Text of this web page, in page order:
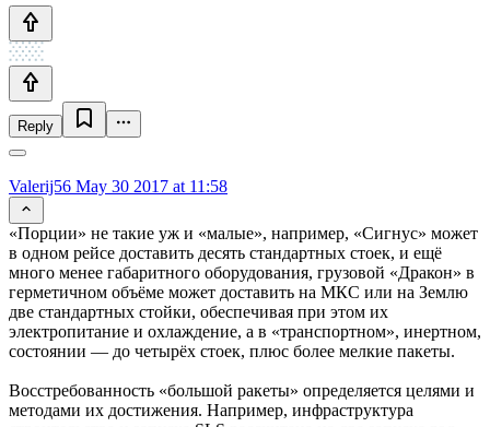
Reply
Valerij56 May 30 2017 at 11:58
«Порции» не такие уж и «малые», например, «Сигнус» может
в одном рейсе доставить десять стандартных стоек, и ещё
много менее габаритного оборудования, грузовой «Дракон» в
герметичном объёме может доставить на МКС или на Землю
две стандартных стойки, обеспечивая при этом их
электропитание и охлаждение, а в «транспортном», инертном,
состоянии — до четырёх стоек, плюс более мелкие пакеты.
Восстребованность «большой ракеты» определяется целями и
методами их достижения. Например, инфраструктура